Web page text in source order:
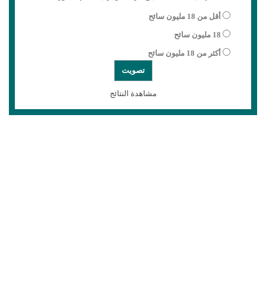
أقل من 18 مليون سائح
18 مليون سائح
أكثر من 18 مليون سائح
مشاهدة النتائج